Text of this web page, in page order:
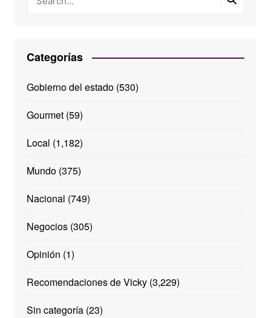
Categorías
Gobierno del estado(530)
Gourmet(59)
Local (1,182)
Mundo(375)
Nacional (749)
Negocios(305)
Opinión (1)
Recomendaciones de Vicky(3,229)
Sin categoría(23)